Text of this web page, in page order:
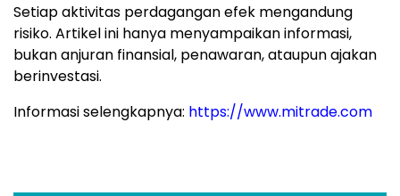
Setiap aktivitas perdagangan efek mengandung
risiko. Artikel ini hanya menyampaikan informasi,
bukan anjuran finansial, penawaran, ataupun ajakan
berinvestasi.
Informasi selengkapnya: https://www.mitrade.com